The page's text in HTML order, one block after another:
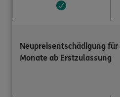
Neupreisentschädigung
Monate ab Erstzulassung